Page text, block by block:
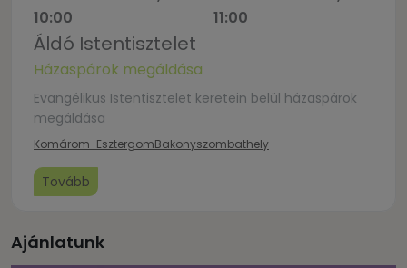
10:00
11:00
Áldó Istentisztelet
Házaspárok megáldása
Evangélikus Istentisztelet keretein belül házaspárok
megáldása
Komárom-EsztergomBakonyszombathely
Tovább
Ajánlatunk